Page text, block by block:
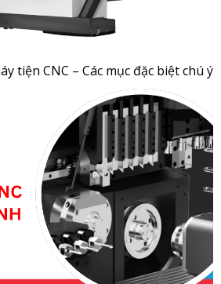
tiện CNC – Các mục đặc biệt chú ý